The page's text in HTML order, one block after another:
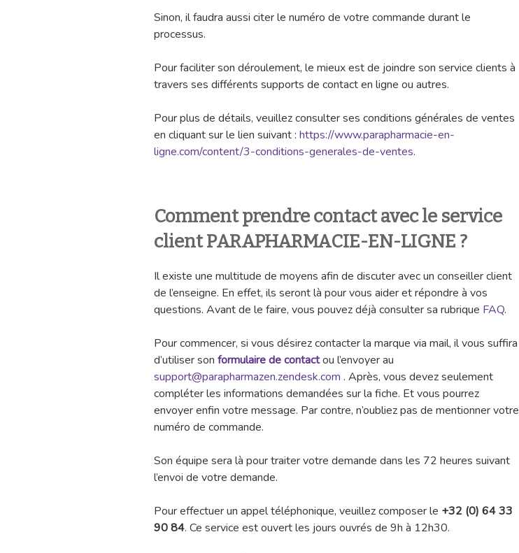
Sinon, il faudra aussi citer le numéro de votre commande durant le
processus.
Pour faciliter son déroulement, le mieux est de joindre son service clients à
travers ses différents supports de contact en ligne ou autres.
Pour plus de détails, veuillez consulter ses conditions générales de ventes
en cliquant sur le lien suivant : https://www.parapharmacie-en-
ligne.com/content/3-conditions-generales-de-ventes.
Comment prendre contact avec le service
client PARAPHARMACIE-EN-LIGNE ?
Il existe une multitude de moyens afin de discuter avec un conseiller client
de l’enseigne. En effet, ils seront là pour vous aider et répondre à vos
questions. Avant de le faire, vous pouvez déjà consulter sa rubrique FAQ.
Pour commencer, si vous désirez contacter la marque via mail, il vous suffira
d’utiliser son formulaire de contactou l’envoyer au
support@parapharmazen.zendesk.com . Après, vous devez seulement
compléter les informations demandées sur la fiche. Et vous pourrez
envoyer enfin votre message. Par contre, n’oubliez pas de mentionner votre
numéro de commande.
Son équipe sera là pour traiter votre demande dans les 72 heures suivant
l’envoi de votre demande.
Pour effectuer un appel téléphonique, veuillez composer le +32 (0) 64 33
90 84. Ce service est ouvert les jours ouvrés de 9h à 12h30.